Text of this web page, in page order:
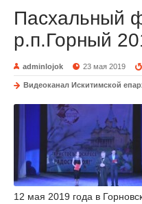
Пасхальный
р.п.Горный
adminlojok 23 мая 2019
Видеоканал Искитимской
12 мая 2019 года в